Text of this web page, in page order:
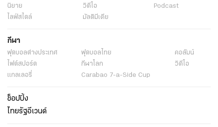
นิยาย
วิดีโอ
Podcast
ไลฟ์สไตล์
มัลติมีเดีย
กีฬา
ฟุตบอลต่่างประเทศ ฟุตบอลไทย
คอลัมน์
ไฟต์สปอร์ต
กีฬาโลก
วิดีโอ
แกลเลอรี่
Carabao 7-a-Side Cup
ช็อปปิ้ง
ไทยรัฐอีเวนต์